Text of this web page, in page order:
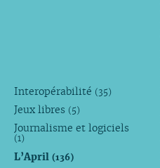
Interopérabilité (35)
Jeux libres (5)
Journalisme et logiciels
(1)
L’April (136)